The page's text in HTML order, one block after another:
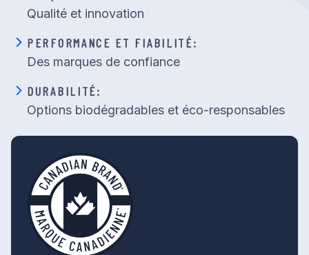
Qualité et innovation
PERFORMANCE ET FIABILITÉ:
Des marques de confiance
DURABILITÉ:
Options biodégradables et éco-responsables